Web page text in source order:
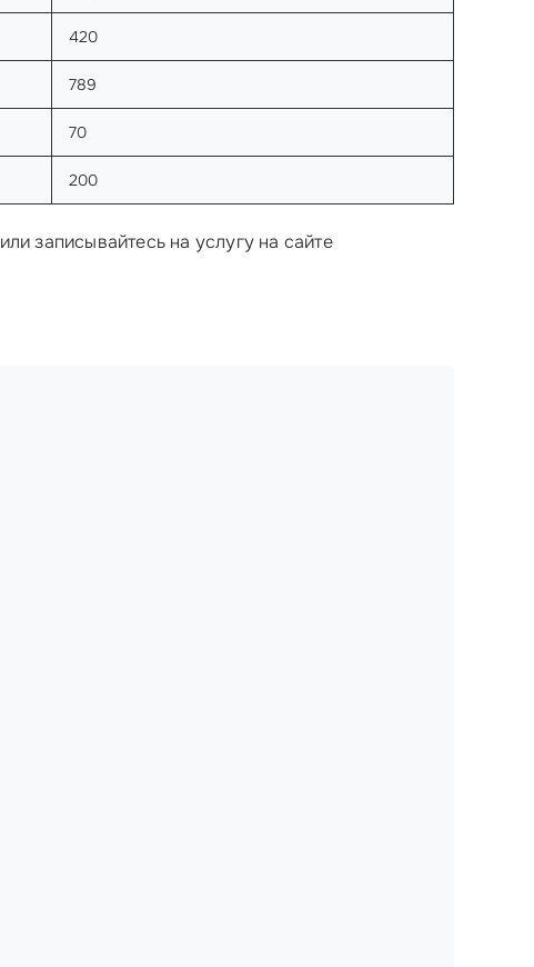
420
789
70
200
или записывайтесь на услугу на сайте